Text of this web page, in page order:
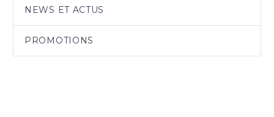
NEWS ET ACTUS
PROMOTIONS